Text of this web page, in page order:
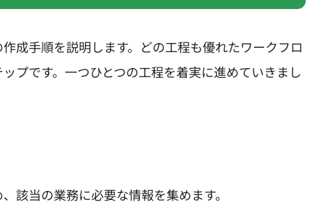
成手順を説明します。どの工程も優れたワークフロ
プです。一つひとつの工程を着実に進めていきまし
該当の業務に必要な情報を集めます。